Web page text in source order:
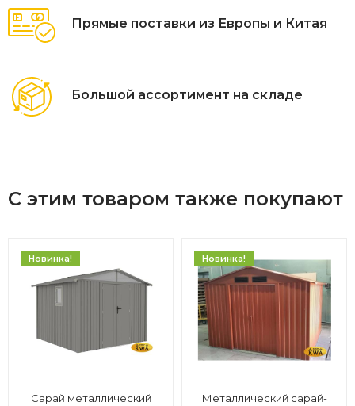
Прямые поставки из Европы и Китая
Большой ассортимент на складе
С этим товаром также покупают
Новинка!
Сарай металлический
Новинка!
Металлический сарай-